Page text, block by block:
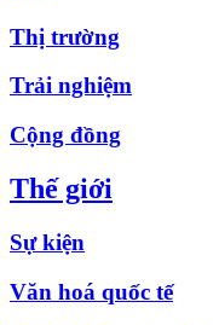
Thị trường
Trải nghiệm
Cộng đồng
Thế giới
Sự kiện
Văn hoá quốc tế